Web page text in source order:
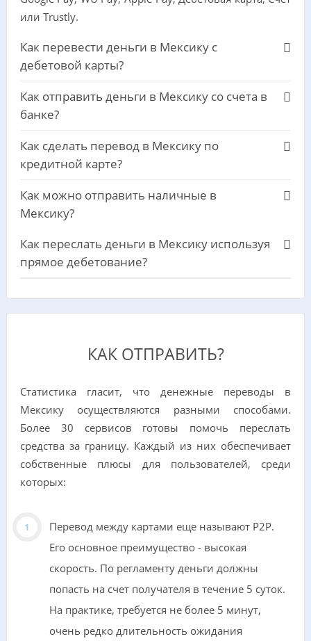
или Trustly.
Как перевести деньги в Мексику с
дебетовой карты?
Как отправить деньги в Мексику со счета в
банке?
Как сделать перевод в Мексику по
кредитной карте?
Как можно отправить наличные в
Мексику?
Как переслать деньги в Мексику используя
прямое дебетование?
КАК ОТПРАВИТЬ?
Статистика гласит, что денежные переводы в
Мексику осуществляются разными способами.
Более 30 сервисов готовы помочь переслать
средства за границу. Каждый из них обеспечивает
собственные плюсы для пользователей, среди
которых:
Перевод между картами еще называют Р2Р.
Его основное преимущество - высокая
скорость. По регламенту деньги должны
попасть на счет получателя в течение 5 суток.
На практике, требуется не более 5 минут,
очень редко длительность ожидания